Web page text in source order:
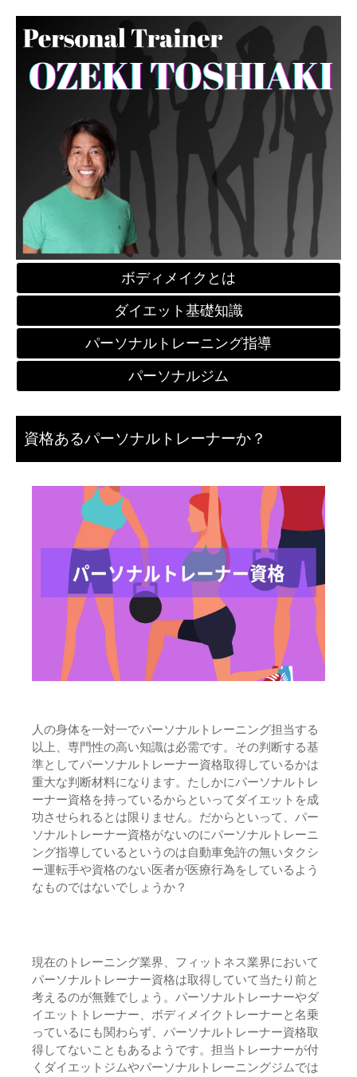
ボディメイクとは
ダイエット基礎知識
パーソナルトレーニング指導
パーソナルジム
資格あるパーソナルトレーナーか？
人の身体を一対一でパーソナルトレーニング担当する
以上、専門性の高い知識は必需です。その判断する基
準としてパーソナルトレーナー資格取得しているかは
重大な判断材料になります。たしかにパーソナルトレ
ーナー資格を持っているからといってダイエットを成
功させられるとは限りません。だからといって、パー
ソナルトレーナー資格がないのにパーソナルトレーニ
ング指導しているというのは自動車免許の無いタクシ
ー運転手や資格のない医者が医療行為をしているよう
なものではないでしょうか？
現在のトレーニング業界、フィットネス業界において
パーソナルトレーナー資格は取得していて当たり前と
考えるのが無難でしょう。パーソナルトレーナーやダ
イエットトレーナー、ボディメイクトレーナーと名乗
っているにも関わらず、パーソナルトレーナー資格取
得してないこともあるようです。担当トレーナーが付
くダイエットジムやパーソナルトレーニングジムでは